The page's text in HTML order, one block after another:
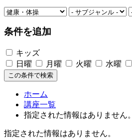
条件を追加
キッズ
日曜
月曜 火曜 水曜
この条件で検索
ホーム
講座一覧
指定された情報はありません。
指定された情報はありません。